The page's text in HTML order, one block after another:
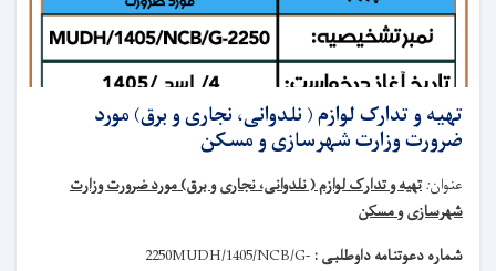
تهیه و تدارک لوازم ( نلدوانی، نجاری و برق) مورد
ضرورت وزارت شهرسازی و مسکن
عنوان:تهیه و تدارک لوازم ( نلدوانی، نجاری و برق) مورد ضرورت وزارت
شهرسازی و مسکن
شماره دعوتنامه داوطلبی : MUDH/1405/NCB/G-
2250